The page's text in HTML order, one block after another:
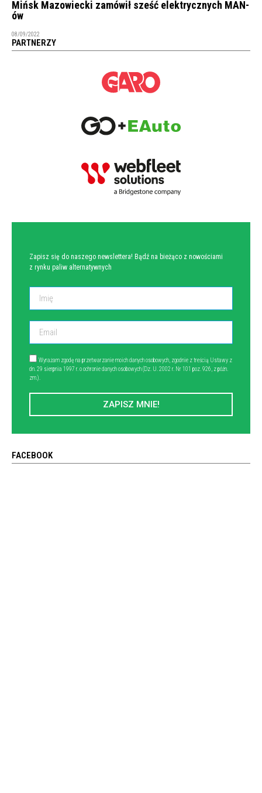
Mińsk Mazowiecki zamówił sześć elektrycznych MAN-
ów
08/09/2022
PARTNERZY
Zapisz się do naszego newslettera! Bądź na bieżąco z nowościami
z rynku paliw alternatywnych
Wyrażam zgodę na przetwarzanie moich danych osobowych, zgodnie z treścią Ustawy z
dn. 29 sierpnia 1997 r. o ochronie danych osobowych (Dz. U. 2002 r. Nr 101 poz. 926, z późn.
zm.).
ZAPISZ MNIE!
FACEBOOK